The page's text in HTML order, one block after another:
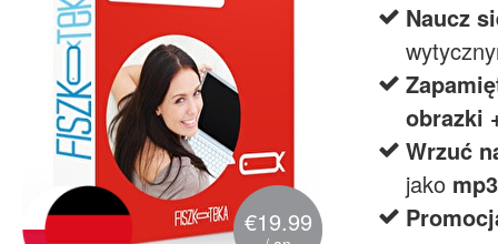
€19.99
Naucz
obrazki
Wrzuć
jako